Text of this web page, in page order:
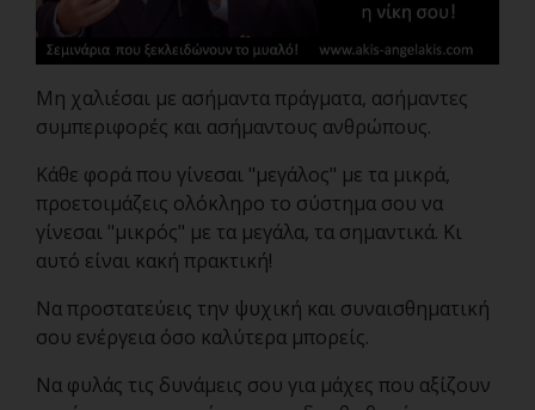
Μη χαλιέσαι με ασήμαντα πράγματα, ασήμαντες
συμπεριφορές και ασήμαντους ανθρώπους.
Κάθε φορά που γίνεσαι "μεγάλος" με τα μικρά,
προετοιμάζεις ολόκληρο το σύστημα σου να
γίνεσαι "μικρός" με τα μεγάλα, τα σημαντικά. Κι
αυτό είναι κακή πρακτική!
Να προστατεύεις την ψυχική και συναισθηματική
σου ενέργεια όσο καλύτερα μπορείς.
Να φυλάς τις δυνάμεις σου για μάχες που αξίζουν